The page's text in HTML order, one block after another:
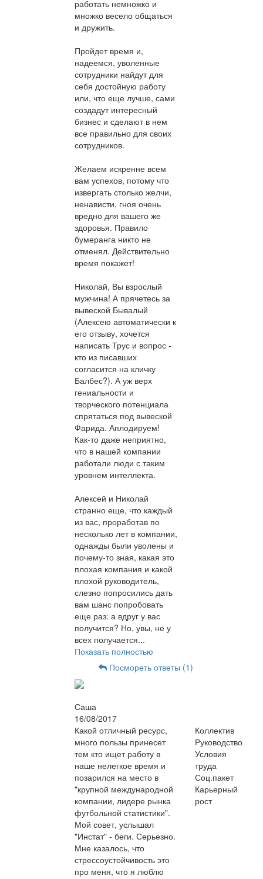
работать немножко и
множко весело общаться
и дружить.
Пройдет время и,
надеемся, уволенные
сотрудники найдут для
себя достойную работу
или, что еще лучше, сами
создадут интересный
бизнес и сделают в нем
все правильно для своих
сотрудников.
Желаем искренне всем
вам успехов, потому что
извергать столько желчи,
ненависти, гноя очень
вредно для вашего же
здоровья. Правило
бумеранга никто не
отменял. Действительно
время покажет!
Николай, Вы взрослый
мужчина! А прячетесь за
вывеской Бывалый
(Алексею автоматически к
его отзыву, хочется
написать Трус и вопрос -
кто из писавших
согласится на кличку
Балбес?). А уж верх
гениальности и
творческого потенциала
спрятаться под вывеской
Фарида. Аплодируем!
Как-то даже неприятно,
что в нашей компании
работали люди с таким
уровнем интеллекта.
Алексей и Николай
странно еще, что каждый
из вас, проработав по
несколько лет в компании,
однажды были уволены и
почему-то зная, какая это
плохая компания и какой
плохой руководитель,
слезно попросились дать
вам шанс попробовать
еще раз: а вдруг у вас
получится? Но, увы, не у
всех получается...
Показать полностью
Посмореть ответы (1)
Саша
16/08/2017
Какой отличный ресурс,
много пользы принесет
тем кто ищет работу в
наше нелегкое время и
позарился на место в
"крупной международной
компании, лидере рынка
футбольной статистики".
Мой совет, услышал
"Инстат" - беги. Серьезно.
Мне казалось, что
стрессоустойчивость это
про меня, что я люблю
Коллектив
Руководство
Условия
труда
Соц.пакет
Карьерный
рост